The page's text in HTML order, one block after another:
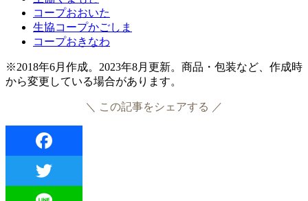
コープおおいた
生協コープかごしま
コープおきなわ
※2018年6月作成。2023年8月更新。商品・包装など、作成時
から変更している場合があります。
＼ この記事をシェアする ／